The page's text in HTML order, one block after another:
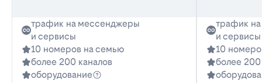
трафик на мессенджеры
и сервисы
10 номеров на семью
более 200 каналов
оборудование
трафик
и сервисы
10
более 200